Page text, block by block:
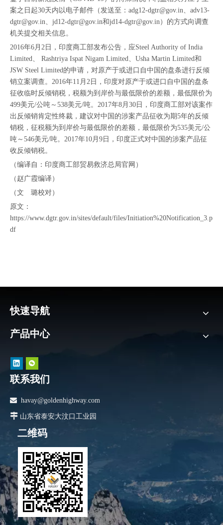
案之日起30天内以电子邮件（发送至：adg12-dgtr@gov.in、adv13-
dgtr@gov.in、jd12-dgtr@gov.in和jd14-dgtr@gov.in）的方式向调查
机关提交相关信息。
2016年6月2日，印度商工部发布公告，应Steel Authority of India
Limited、 Rashtriya Ispat Nigam Limited、Usha Martin Limited和
JSW Steel Limited的申请，对原产于或进口自中国的盘条进行反倾
销立案调查。2016年11月2日，印度对原产于或进口自中国的盘条
征收临时反倾销税，税额为到岸价与最低限价的差额，最低限价为
499美元/公吨～538美元/吨。2017年8月30日，印度商工部对该案作
出反倾销肯定性终裁，建议对中国的涉案产品征收为期5年的反倾
销税，征税额为到岸价与最低限价的差额，最低限价为535美元/公
吨～546美元/吨。2017年10月9日，印度正式对中国的涉案产品征
收反倾销税。
（编译自：印度商工部贸易救济总局官网）
（赵广霞编译）
（文 璐校对）
原文：
https://www.dgtr.gov.in/sites/default/files/Initiation%20Notification_3.p
df
快速导航
产品中心
联系我们
 havay@goldenhighway.com
 山东省泰安大汶口工业园
二维码